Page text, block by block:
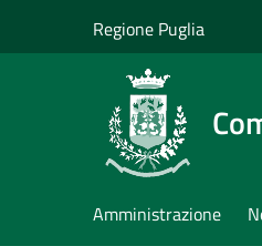
Regione Puglia
Amministrazione